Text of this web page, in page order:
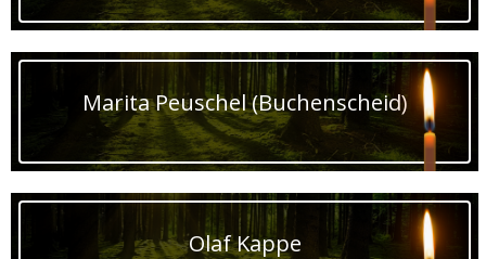
Marita Peuschel (Buchenscheid)
Olaf Kappe